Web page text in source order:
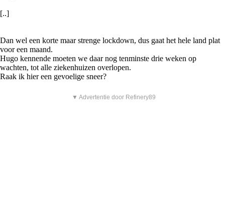
[..]
Dan wel een korte maar strenge lockdown, dus gaat het hele land plat
voor een maand.
Hugo kennende moeten we daar nog tenminste drie weken op
wachten, tot alle ziekenhuizen overlopen.
Raak ik hier een gevoelige sneer?
▼ Advertentie door Refinery89